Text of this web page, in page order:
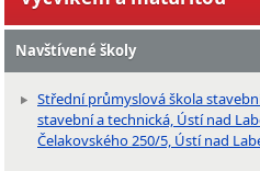
Navštívené školy
Střední průmyslová škola
stavební a technická, Ústí nad
Čelakovského 250/5, Ústí nad